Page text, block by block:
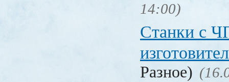
14:00)
Станки с
Разное)